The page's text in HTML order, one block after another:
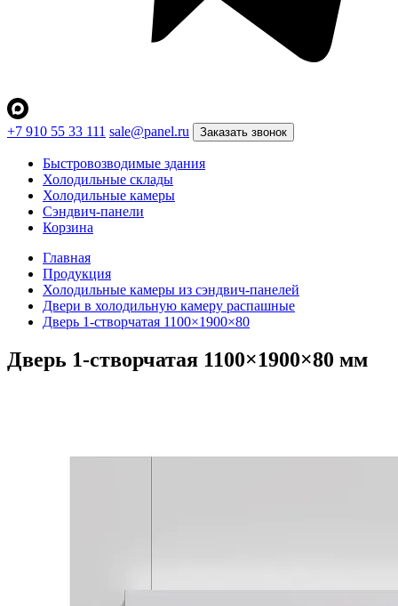
+7 910 55 33 111 sale@panel.ru Заказать звонок
Быстровозводимые здания
Холодильные склады
Холодильные камеры
Сэндвич-панели
Корзина
Главная
Продукция
Холодильные камеры из сэндвич-панелей
Двери в холодильную камеру распашные
Дверь 1-створчатая 1100×1900×80
Дверь 1-створчатая 1100×1900×80 мм